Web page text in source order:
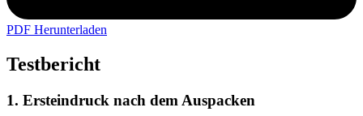
PDF Herunterladen
Testbericht
1. Ersteindruck nach dem Auspacken